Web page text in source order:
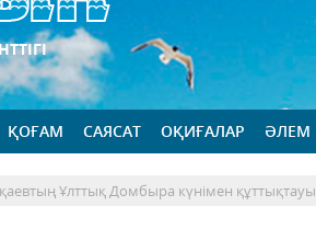
ҚОҒАМ САЯСАТ ОҚИҒАЛАР ӘЛЕМ
Ұлттық Домбыра күнімен құттықтауы